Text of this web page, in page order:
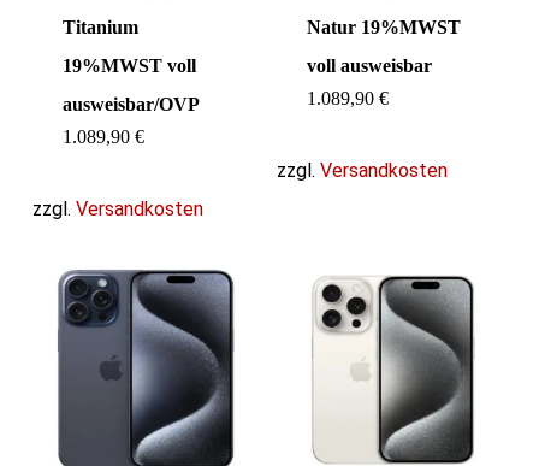
Titanium
19%MWST voll
ausweisbar/OVP
1.089,90€
zzgl.Versandkosten
Natur 19%MWST
voll ausweisbar
1.089,90€
zzgl.Versandkosten